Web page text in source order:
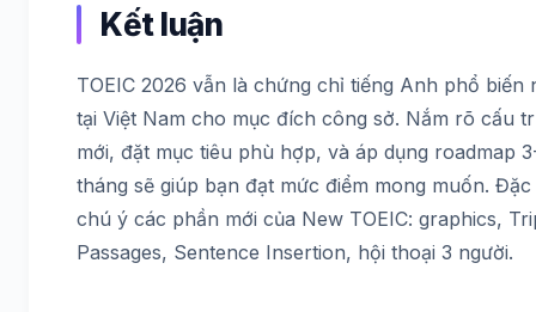
Kết luận
TOEIC 2026 vẫn là chứng chỉ tiếng Anh phổ biến
tại Việt Nam cho mục đích công sở. Nắm rõ cấu
mới, đặt mục tiêu phù hợp, và áp dụng roadmap
tháng sẽ giúp bạn đạt mức điểm mong muốn. Đặc
chú ý các phần mới của New TOEIC: graphics,
Passages, Sentence Insertion, hội thoại 3 người.